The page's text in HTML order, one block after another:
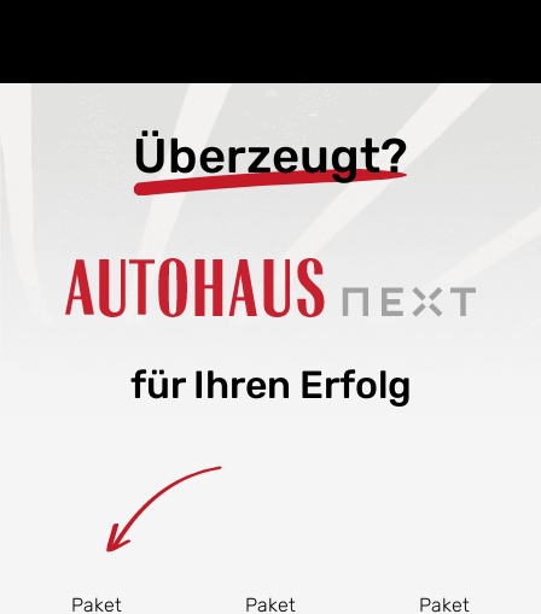
Überzeugt?
für Ihren Erfolg
Paket
Paket
Paket